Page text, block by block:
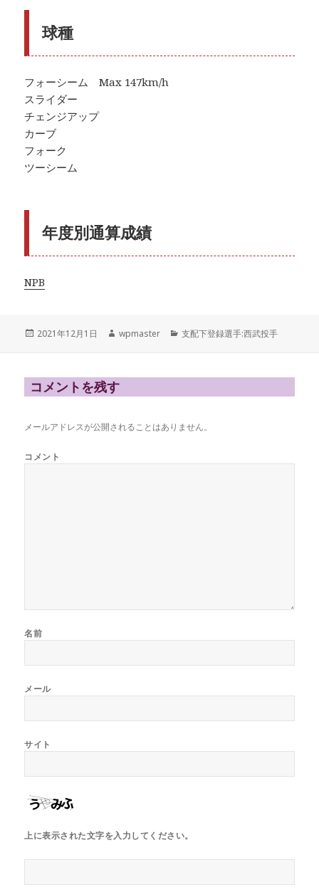
球種
フォーシーム Max 147km/h
スライダー
チェンジアップ
カーブ
フォーク
ツーシーム
年度別通算成績
NPB
投
2021年12月1日
作
wpmaster
カ
支配下登録選手:西武投手
コメントを残す
メールアドレスが公開されることはありません。
コメント
名前
メール
サイト
上に表示された文字を入力してください。